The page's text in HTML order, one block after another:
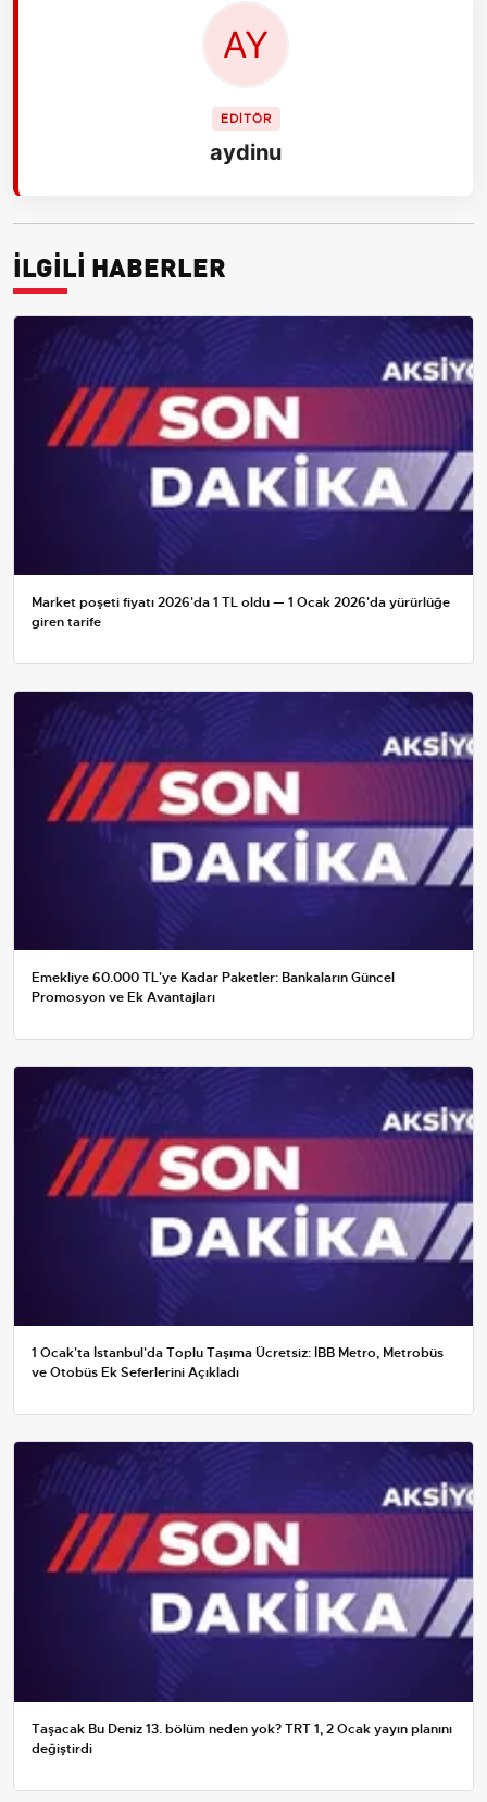
EDİTÖR
aydinu
İLGİLİ HABERLER
Market poşeti fiyatı 2026'da 1 TL oldu — 1 Ocak 2026'da yürürlüğe
giren tarife
Emekliye 60.000 TL'ye Kadar Paketler: Bankaların Güncel
Promosyon ve Ek Avantajları
1 Ocak'ta İstanbul'da Toplu Taşıma Ücretsiz: İBB Metro, Metrobüs
ve Otobüs Ek Seferlerini Açıkladı
Taşacak Bu Deniz 13. bölüm neden yok? TRT 1, 2 Ocak yayın planını
değiştirdi